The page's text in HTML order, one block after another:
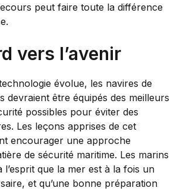
peut faire toute la différence
vers l’avenir
évolue, les navires de
devraient être équipés des meilleurs
possibles pour éviter des
Les leçons apprises de cet
encourager une approche
de sécurité maritime. Les marins
l’esprit que la mer est à la fois un
et qu’une bonne préparation